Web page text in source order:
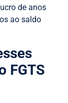
de anos
ao saldo
FGTS